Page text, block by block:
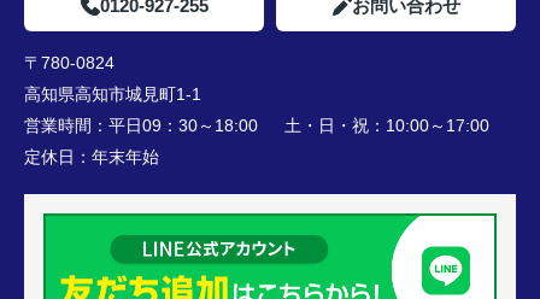
0120-927-255 お問い合わせ
〒780-0824
高知県高知市城見町1-1
営業時間： 平日09：30～18:00 土・日・祝：10:00～17:00
定休日： 年末年始